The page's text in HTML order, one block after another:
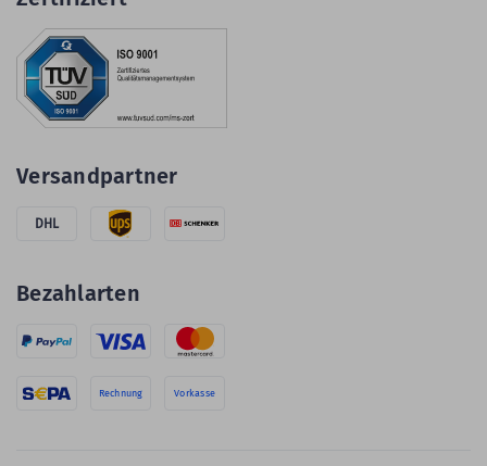
Versandpartner
DHL
Bezahlarten
Rechnung Vorkasse